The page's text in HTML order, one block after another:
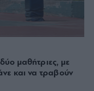
μαθήτριες, με
και να τραβούν